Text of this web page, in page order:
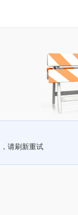
请刷新重试